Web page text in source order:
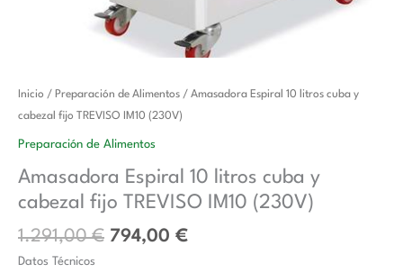
Inicio / Preparación de Alimentos / Amasadora Espiral 10 litros cuba y
cabezal fijo TREVISO IM10 (230V)
Preparación de Alimentos
Amasadora Espiral 10 litros cuba y
cabezal fijo TREVISO IM10 (230V)
1.291,00€
El
precio
original
1.291,00 €.
794,00 €
El
794,00 €.
Datos Técnicos
Amasadora
Espiral
10
cuba
y
fijo
TREVISO